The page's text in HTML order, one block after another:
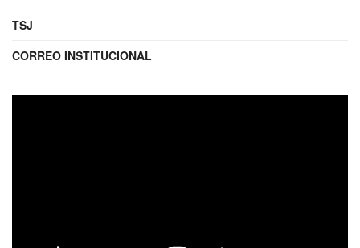
TSJ
CORREO INSTITUCIONAL